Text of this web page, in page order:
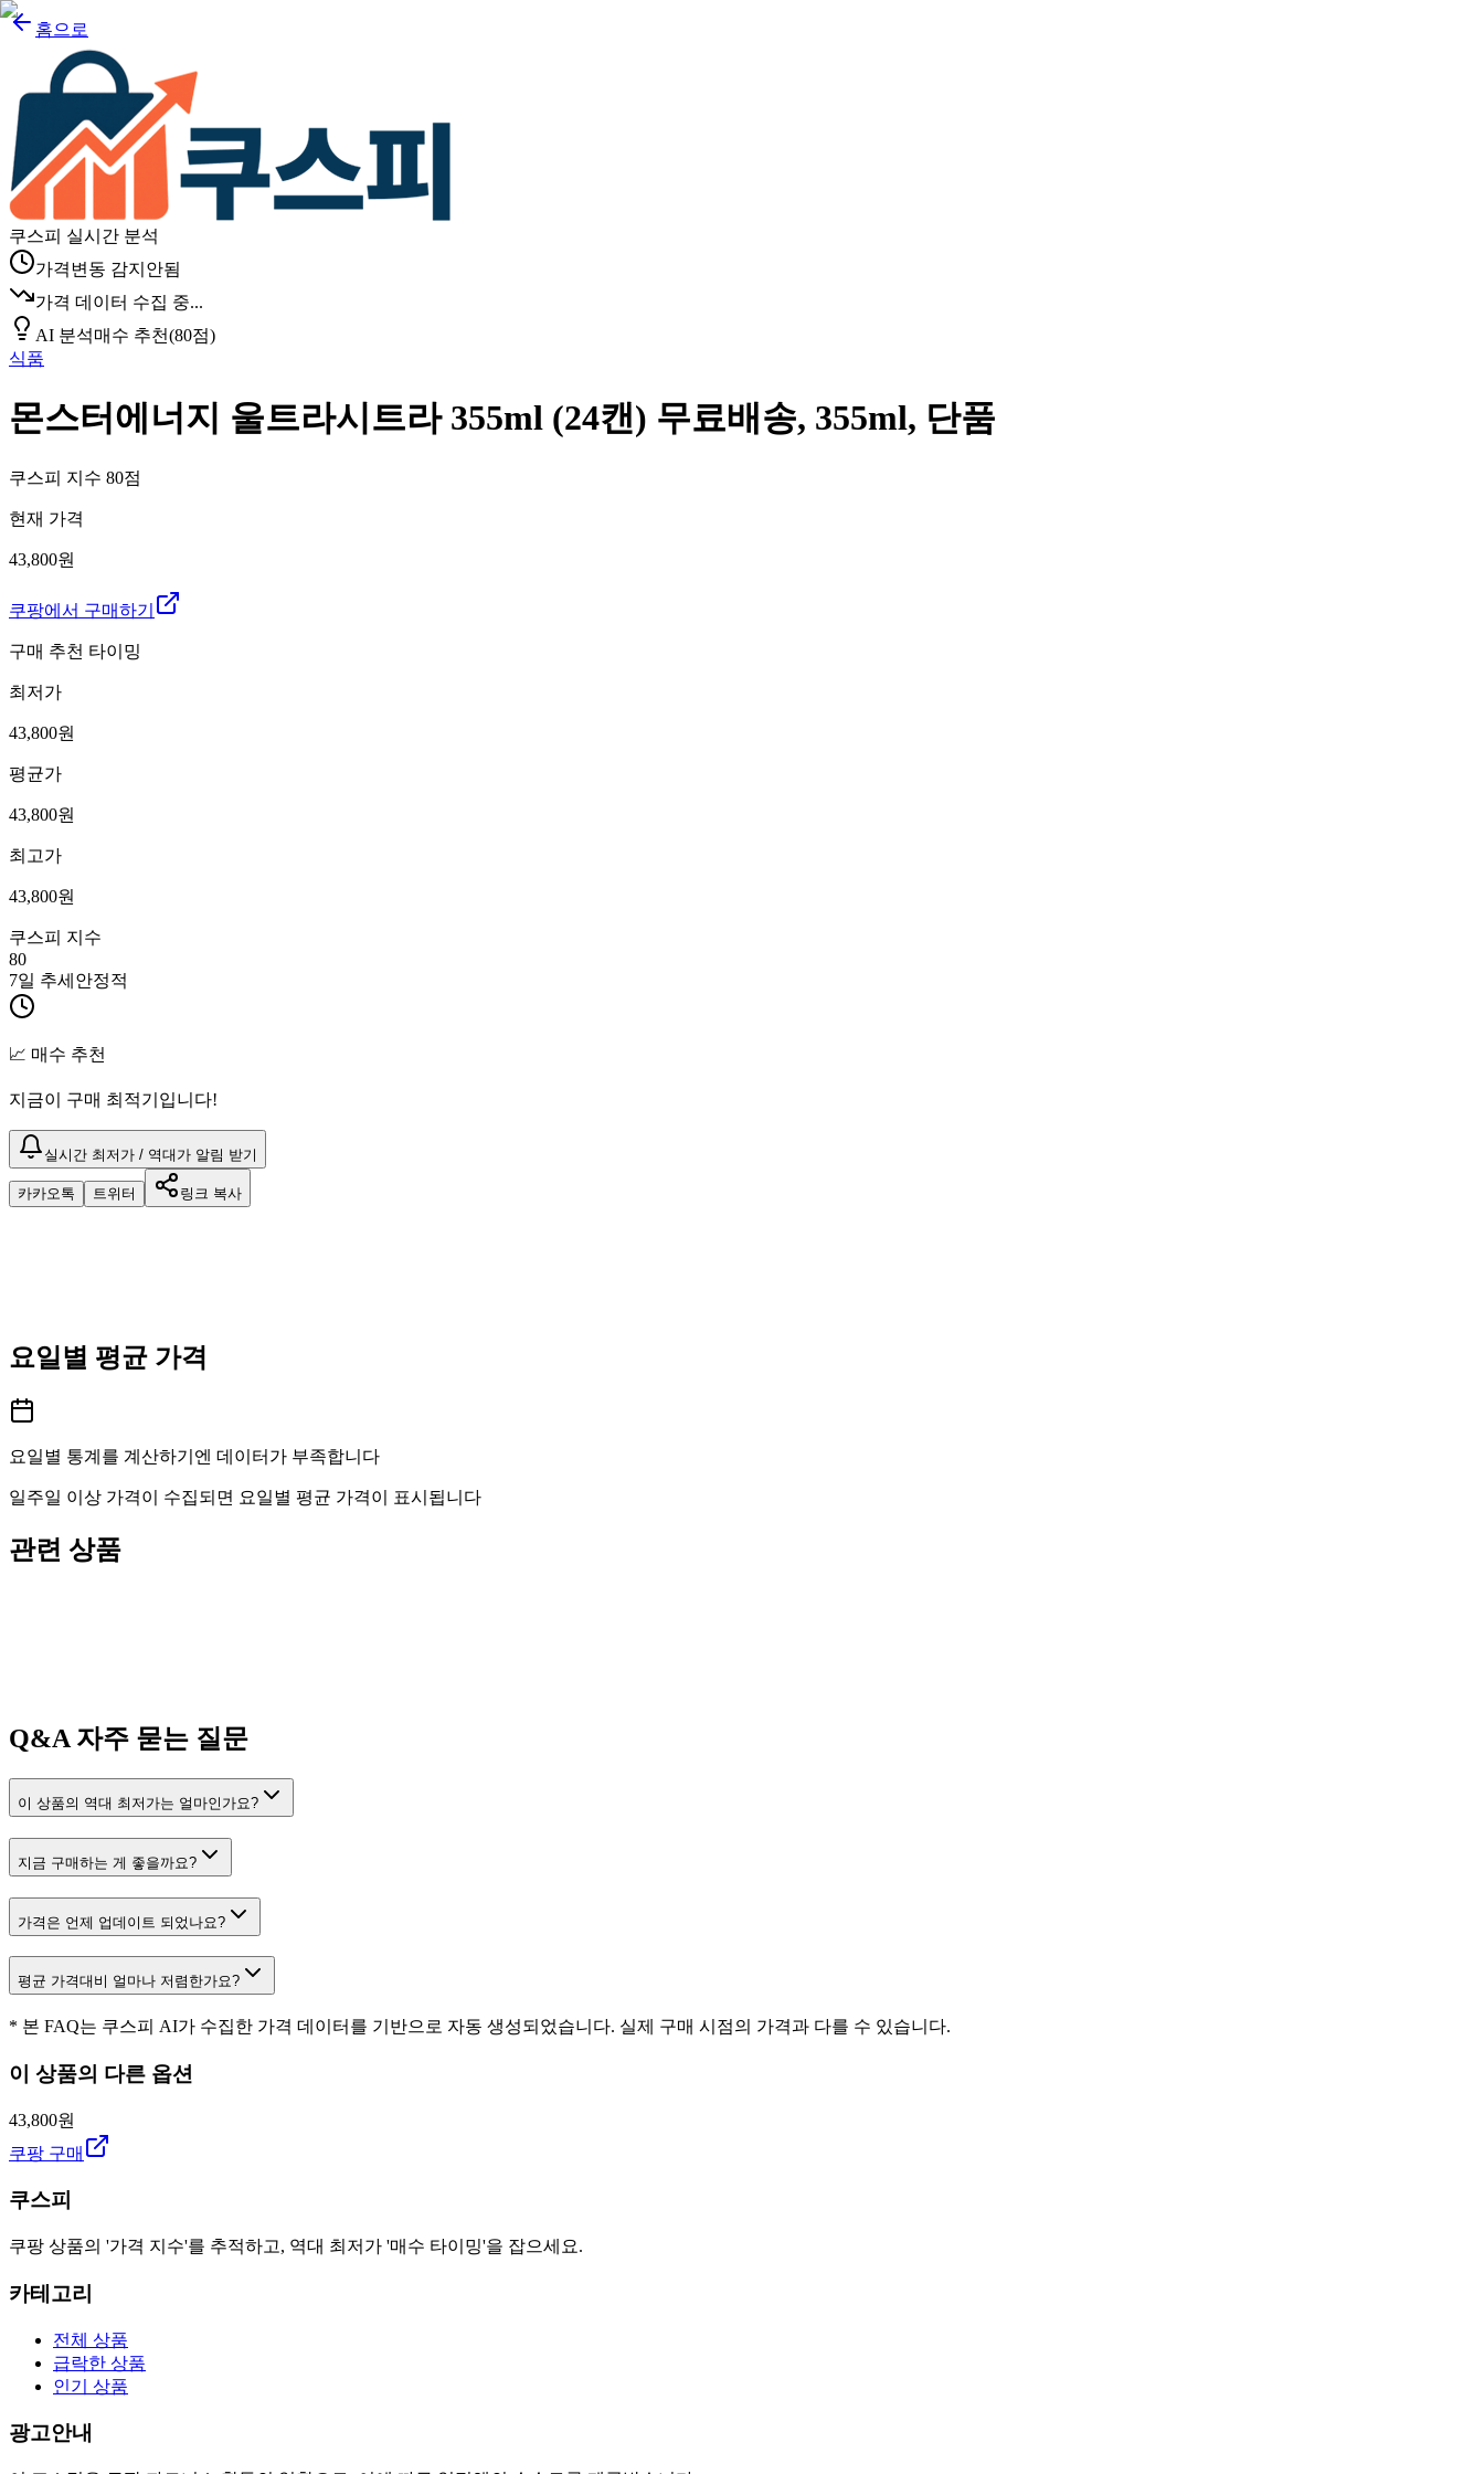
홈으로
쿠스피 실시간 분석
가격변동 감지안됨
가격 데이터 수집 중...
AI 분석매수 추천(80점)
식품
몬스터에너지 울트라시트라 355ml (24캔) 무료배송, 355ml, 단품
쿠스피 지수 80점
현재 가격
43,800원
쿠팡에서 구매하기
구매 추천 타이밍
최저가
43,800원
평균가
43,800원
최고가
43,800원
쿠스피 지수
80
7일 추세 안정적
📈 매수 추천
지금이 구매 최적기입니다!
실시간 최저가 / 역대가 알림 받기
카카오톡 트위터 링크 복사
요일별 평균 가격
요일별 통계를 계산하기엔 데이터가 부족합니다
일주일 이상 가격이 수집되면 요일별 평균 가격이 표시됩니다
관련 상품
Q&A자주 묻는 질문
이 상품의 역대 최저가는 얼마인가요?
지금 구매하는 게 좋을까요?
가격은 언제 업데이트 되었나요?
평균 가격대비 얼마나 저렴한가요?
* 본 FAQ는 쿠스피 AI가 수집한 가격 데이터를 기반으로 자동 생성되었습니다. 실제 구매 시점의 가격과 다를 수 있습니다.
이 상품의 다른 옵션
43,800원
쿠팡 구매
쿠스피
쿠팡 상품의 '가격 지수'를 추적하고, 역대 최저가 '매수 타이밍'을 잡으세요.
카테고리
전체 상품
급락한 상품
인기 상품
광고안내